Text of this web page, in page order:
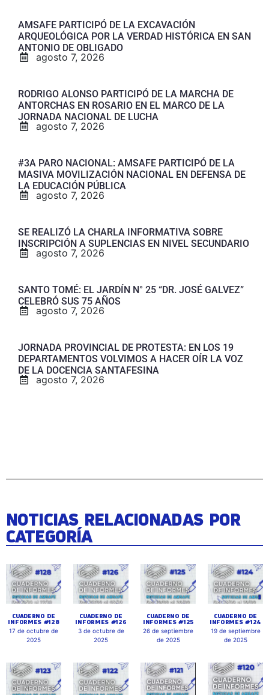
AMSAFE PARTICIPÓ DE LA EXCAVACIÓN
ARQUEOLÓGICA POR LA VERDAD HISTÓRICA EN SAN
ANTONIO DE OBLIGADO
agosto 7, 2026
RODRIGO ALONSO PARTICIPÓ DE LA MARCHA DE
ANTORCHAS EN ROSARIO EN EL MARCO DE LA
JORNADA NACIONAL DE LUCHA
agosto 7, 2026
#3A PARO NACIONAL: AMSAFE PARTICIPÓ DE LA
MASIVA MOVILIZACIÓN NACIONAL EN DEFENSA DE
LA EDUCACIÓN PÚBLICA
agosto 7, 2026
SE REALIZÓ LA CHARLA INFORMATIVA SOBRE
INSCRIPCIÓN A SUPLENCIAS EN NIVEL SECUNDARIO
agosto 7, 2026
SANTO TOMÉ: EL JARDÍN N° 25 “DR. JOSÉ GALVEZ”
CELEBRÓ SUS 75 AÑOS
agosto 7, 2026
JORNADA PROVINCIAL DE PROTESTA: EN LOS 19
DEPARTAMENTOS VOLVIMOS A HACER OÍR LA VOZ
DE LA DOCENCIA SANTAFESINA
agosto 7, 2026
NOTICIAS RELACIONADAS POR
CATEGORÍA
CUADERNO DE
INFORMES #128
17 de octubre de
2025
CUADERNO DE
INFORMES #126
3 de octubre de
2025
CUADERNO DE
INFORMES #125
26 de septiembre
de 2025
CUADERNO DE
INFORMES #124
19 de septiembre
de 2025